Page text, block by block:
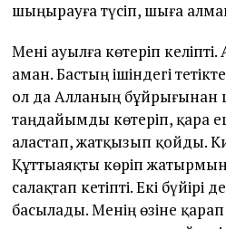
шыңырауға түсіп, шыға
Мені ауылға көтеріп
аман. Бастың ішіндегі
ол да Алланың бұйрығынан
таңдайымды көтеріп, қара
аластап, жатқызып қойды.
Құттыаяқты көріп
салақтап кетіпті. Екі бүйірі
басылады. Менің өзіне